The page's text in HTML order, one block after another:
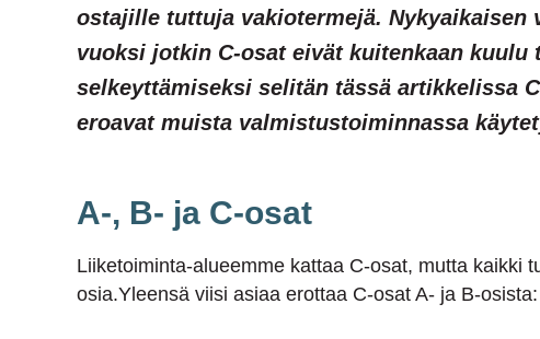
ostajille tuttuja vakiotermejä.
vuoksi jotkin C-osat eivät kuitenkaan
selkeyttämiseksi selitän tässä artikkelissa
eroavat muista valmistustoiminnassa
A-, B- ja C-osat
Liiketoiminta-alueemme kattaa C-osat, mutta kaikki
osia.Yleensä viisi asiaa erottaa C-osat A- ja B-osista: